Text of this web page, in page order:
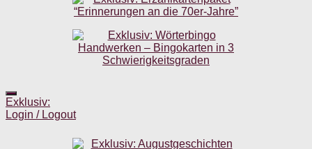
Exklusiv:
Login / Logout